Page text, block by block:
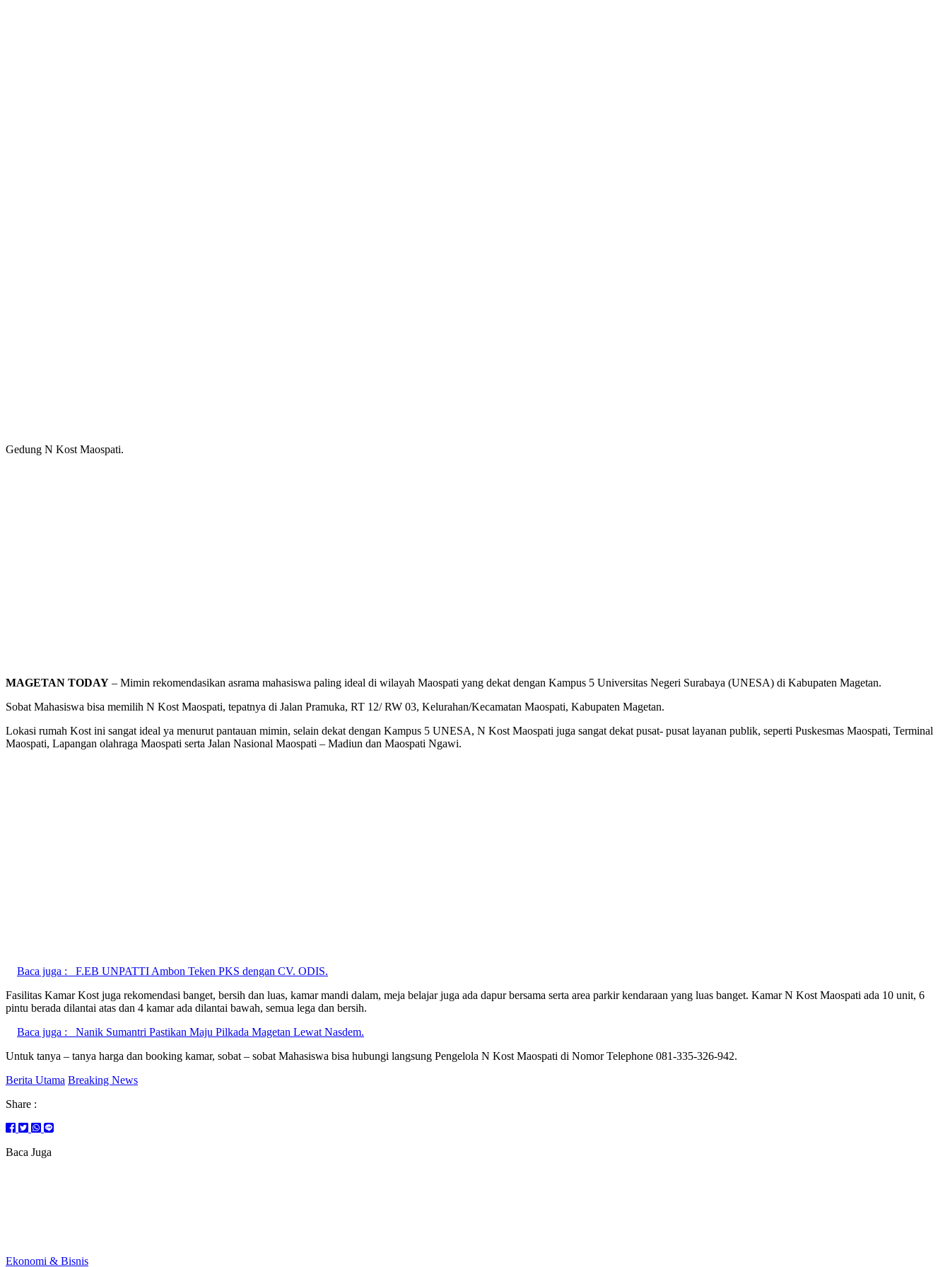
Gedung N Kost Maospati.
MAGETAN TODAY – Mimin rekomendasikan asrama mahasiswa paling ideal di wilayah Maospati yang dekat dengan Kampus 5 Universitas Negeri Surabaya (UNESA) di Kabupaten Magetan.
Sobat Mahasiswa bisa memilih N Kost Maospati, tepatnya di Jalan Pramuka, RT 12/ RW 03, Kelurahan/Kecamatan Maospati, Kabupaten Magetan.
Lokasi rumah Kost ini sangat ideal ya menurut pantauan mimin, selain dekat dengan Kampus 5 UNESA, N Kost Maospati juga sangat dekat pusat- pusat layanan publik, seperti Puskesmas Maospati, Terminal
Maospati, Lapangan olahraga Maospati serta Jalan Nasional Maospati – Madiun dan Maospati Ngawi.
Baca juga :
F.EB UNPATTI Ambon Teken PKS dengan CV. ODIS.
Fasilitas Kamar Kost juga rekomendasi banget, bersih dan luas, kamar mandi dalam, meja belajar juga ada dapur bersama serta area parkir kendaraan yang luas banget. Kamar N Kost Maospati ada 10 unit, 6
pintu berada dilantai atas dan 4 kamar ada dilantai bawah, semua lega dan bersih.
Baca juga :
Nanik Sumantri Pastikan Maju Pilkada Magetan Lewat Nasdem.
Untuk tanya – tanya harga dan booking kamar, sobat – sobat Mahasiswa bisa hubungi langsung Pengelola N Kost Maospati di Nomor Telephone 081-335-326-942.
Berita Utama Breaking News
Share :
Baca Juga
Ekonomi & Bisnis